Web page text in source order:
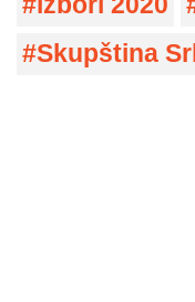
Skupština